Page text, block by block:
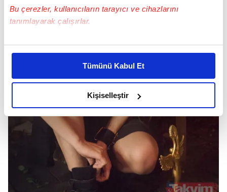
Bu çerezler, kullanıcıların tarayıcı ve cihazlarını
tanımlayarak çalışırlar.
Bu çerezlere izin vermeniz halinde sizlere özel
daha iyi reklam deneyimi yaşatabiliriz. Bunu yaparken
amacımızın size daha iyi bir reklam deneyimi sunmak
olduğunu ve sizlere en iyi içerikleri sunabilmek adına
elimizden gelen çabayı gösterdiğimizi ve bu noktada,
reklamların maliyetlerimizi karşılamak noktasında tek gelir
kalemimiz olduğunu sizlere hatırlatmak isteriz.
Her halükârda, kullanıcılar, bu çerezlere izin vermedikleri
takdirde, kullanıcılara hedefli reklamlar
gösterilmeyecektir."
Tümünü Kabul Et
Kişiselleştir